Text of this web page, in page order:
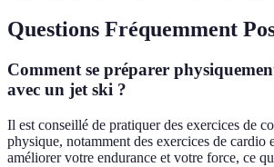
Questions Fréquemment
Comment se préparer
avec un jet ski ?
Il est conseillé de pratiquer des exercices de
physique, notamment des exercices de cardio
améliorer votre endurance et votre force, ce